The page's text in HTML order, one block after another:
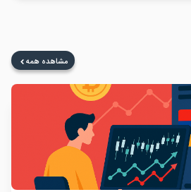
مشاهده همه